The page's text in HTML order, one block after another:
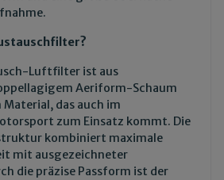
Luftfilter ist aus
Aeriform-Schaum
das auch im
zum Einsatz kommt. Die
kombiniert maximale
mit ausgezeichneter
die präzise Passform ist der